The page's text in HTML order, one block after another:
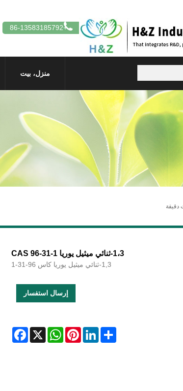
+86-13583185792 sales@huazanchemical.com
منزل، بيت
دقيقة
1،3-ثنائي ميثيل يوريا CAS 96-31-1
1,3-ثنائي ميثيل يوريا كاس 96-31-1
إرسال استفسار
Facebook X
WhatsAppPinterestLinkedInShare